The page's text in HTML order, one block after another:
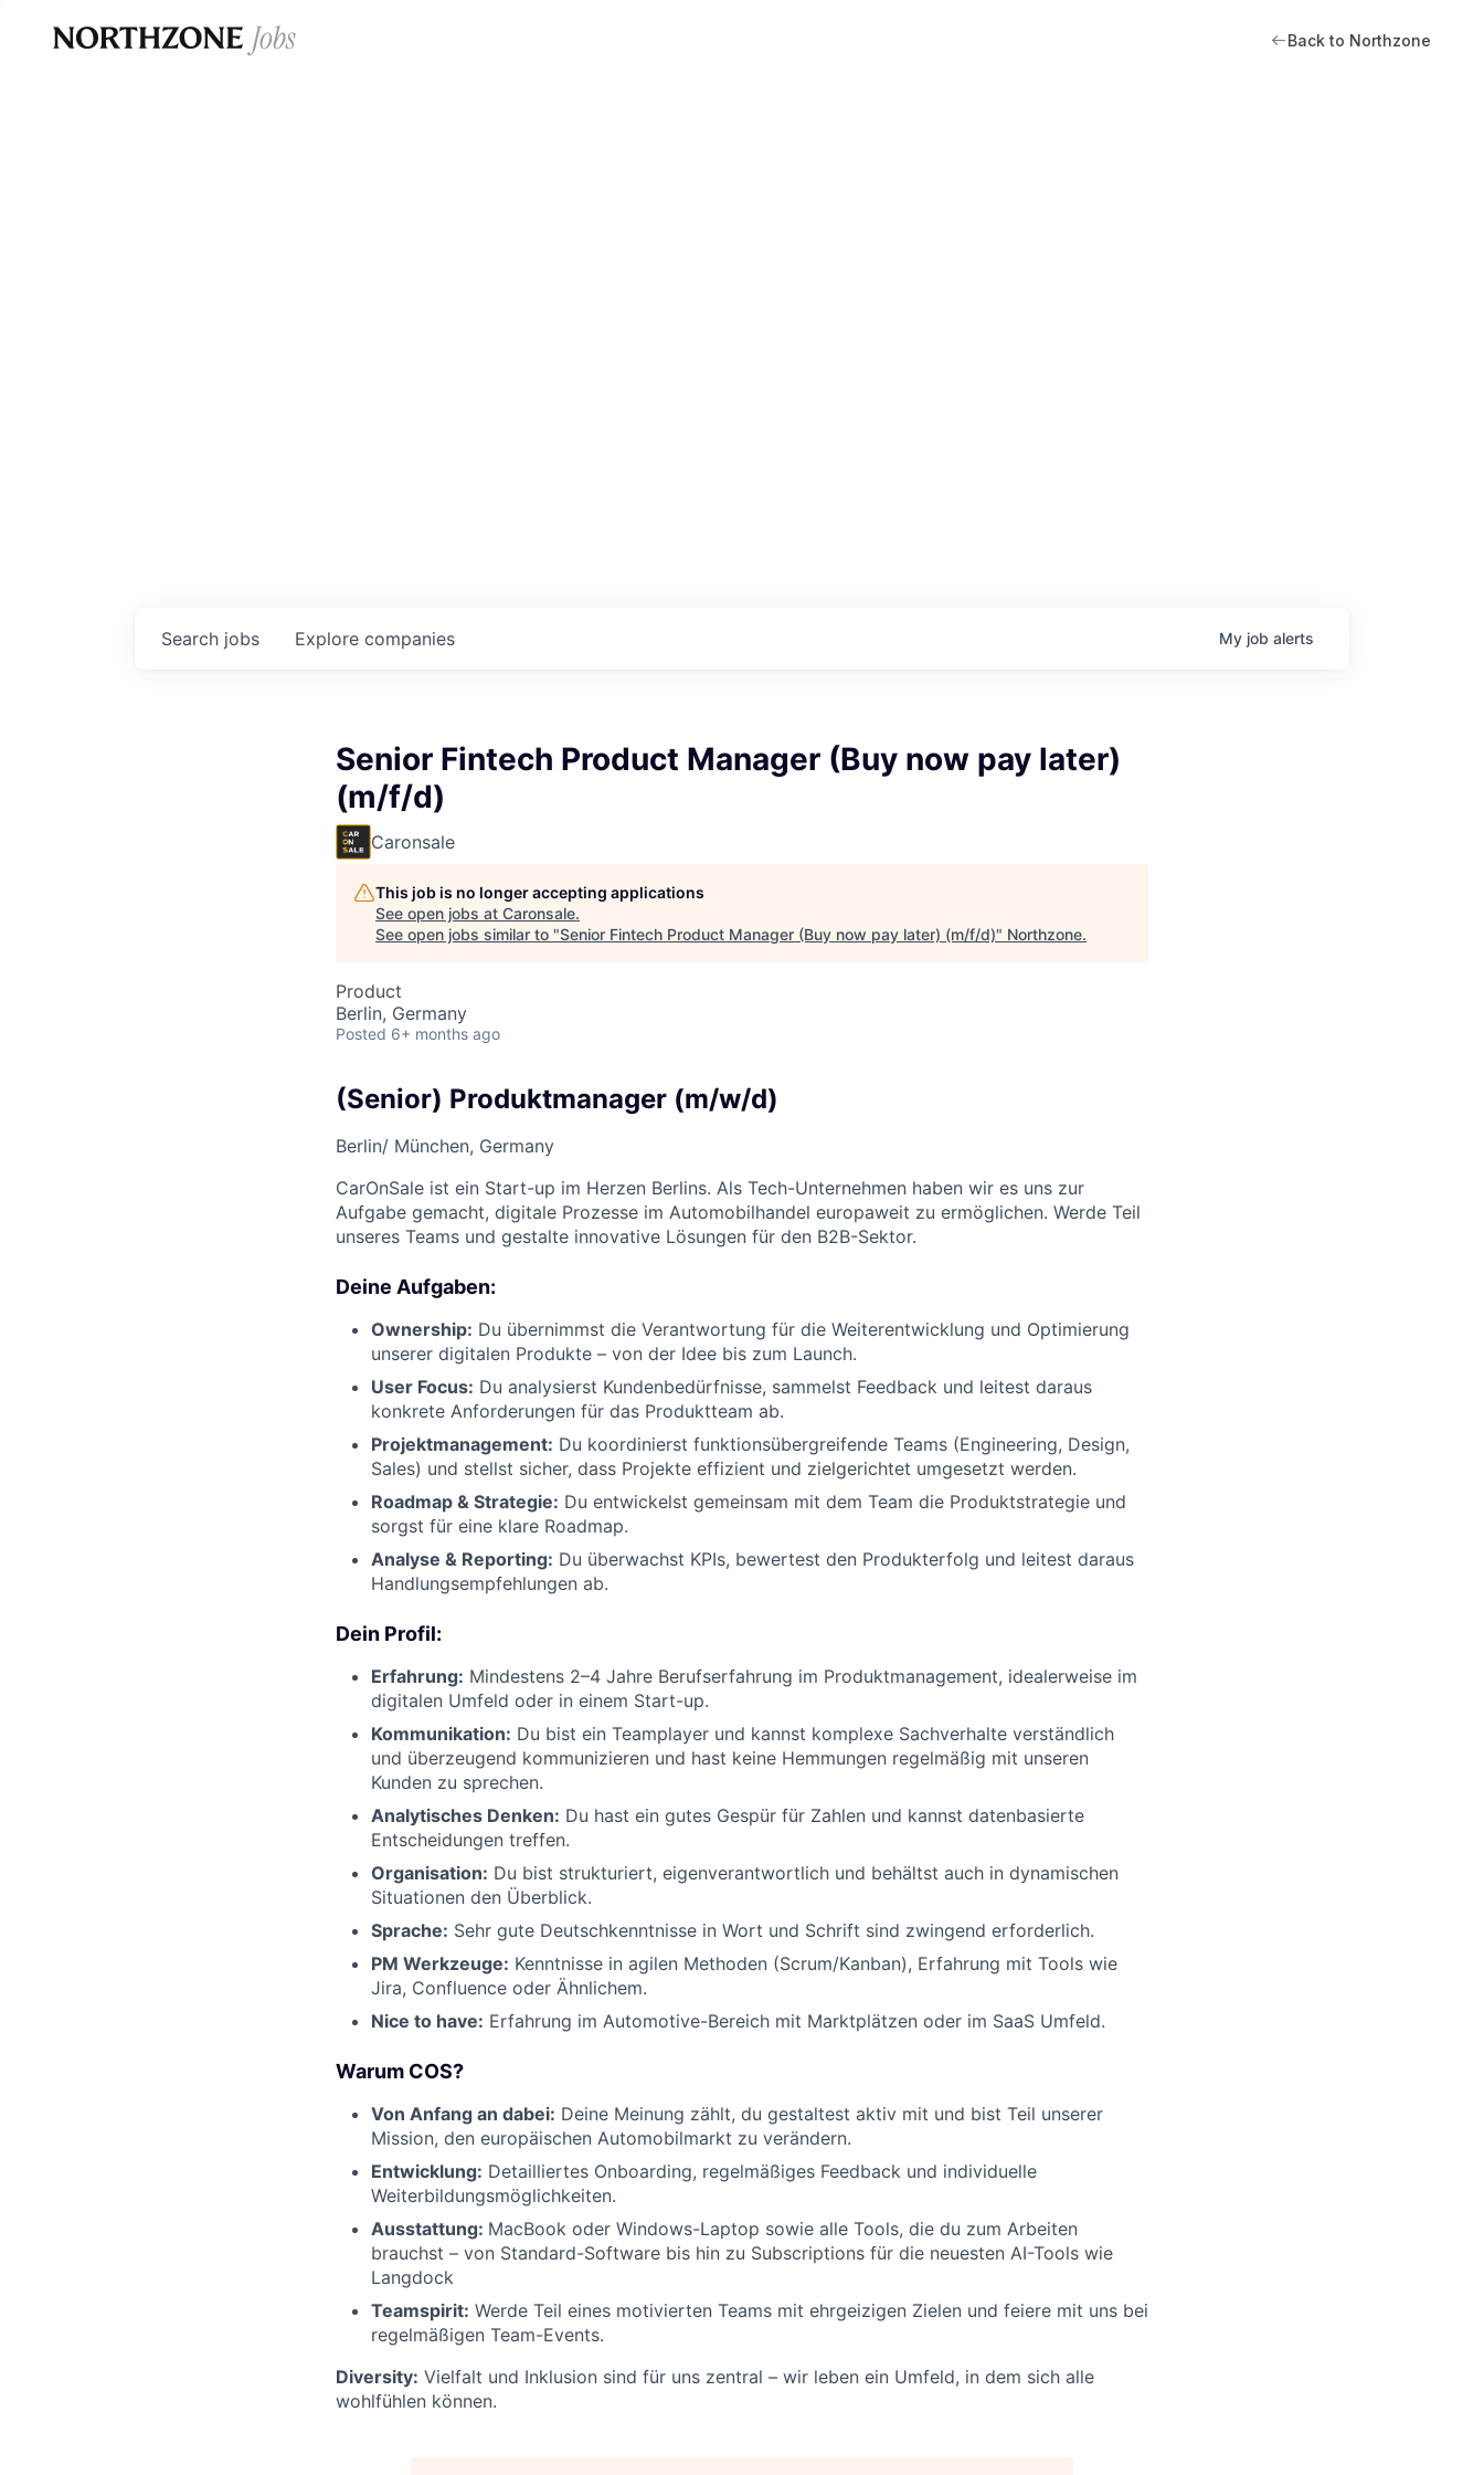
Back to Northzone
Search jobs Explore companies My job alerts
Senior Fintech Product Manager (Buy now pay later)
(m/f/d)
Caronsale
This job is no longer accepting applications
See open jobs at Caronsale.
See open jobs similar to "Senior Fintech Product Manager (Buy now pay later) (m/f/d)" Northzone.
Product
Berlin, Germany
Posted 6+ months ago
(Senior) Produktmanager (m/w/d)
Berlin/ München, Germany
CarOnSale ist ein Start-up im Herzen Berlins. Als Tech-Unternehmen haben wir es uns zur
Aufgabe gemacht, digitale Prozesse im Automobilhandel europaweit zu ermöglichen. Werde Teil
unseres Teams und gestalte innovative Lösungen für den B2B-Sektor.
Deine Aufgaben:
Ownership: Du übernimmst die Verantwortung für die Weiterentwicklung und Optimierung
unserer digitalen Produkte – von der Idee bis zum Launch.
User Focus: Du analysierst Kundenbedürfnisse, sammelst Feedback und leitest daraus
konkrete Anforderungen für das Produktteam ab.
Projektmanagement: Du koordinierst funktionsübergreifende Teams (Engineering, Design,
Sales) und stellst sicher, dass Projekte effizient und zielgerichtet umgesetzt werden.
Roadmap & Strategie: Du entwickelst gemeinsam mit dem Team die Produktstrategie und
sorgst für eine klare Roadmap.
Analyse & Reporting: Du überwachst KPIs, bewertest den Produkterfolg und leitest daraus
Handlungsempfehlungen ab.
Dein Profil:
Erfahrung: Mindestens 2–4 Jahre Berufserfahrung im Produktmanagement, idealerweise im
digitalen Umfeld oder in einem Start-up.
Kommunikation: Du bist ein Teamplayer und kannst komplexe Sachverhalte verständlich
und überzeugend kommunizieren und hast keine Hemmungen regelmäßig mit unseren
Kunden zu sprechen.
Analytisches Denken: Du hast ein gutes Gespür für Zahlen und kannst datenbasierte
Entscheidungen treffen.
Organisation: Du bist strukturiert, eigenverantwortlich und behältst auch in dynamischen
Situationen den Überblick.
Sprache: Sehr gute Deutschkenntnisse in Wort und Schrift sind zwingend erforderlich.
PM Werkzeuge: Kenntnisse in agilen Methoden (Scrum/Kanban), Erfahrung mit Tools wie
Jira, Confluence oder Ähnlichem.
Nice to have: Erfahrung im Automotive-Bereich mit Marktplätzen oder im SaaS Umfeld.
Warum COS?
Von Anfang an dabei: Deine Meinung zählt, du gestaltest aktiv mit und bist Teil unserer
Mission, den europäischen Automobilmarkt zu verändern.
Entwicklung: Detailliertes Onboarding, regelmäßiges Feedback und individuelle
Weiterbildungsmöglichkeiten.
Ausstattung: MacBook oder Windows-Laptop sowie alle Tools, die du zum Arbeiten
brauchst – von Standard-Software bis hin zu Subscriptions für die neuesten AI-Tools wie
Langdock
Teamspirit: Werde Teil eines motivierten Teams mit ehrgeizigen Zielen und feiere mit uns bei
regelmäßigen Team-Events.
Diversity: Vielfalt und Inklusion sind für uns zentral – wir leben ein Umfeld, in dem sich alle
wohlfühlen können.